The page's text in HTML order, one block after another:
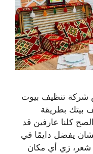
شركة تنظيف بيوت
بيتك بطريقة
كلنا عارفين قد
يفضل دايمًا في
زي أي مكان